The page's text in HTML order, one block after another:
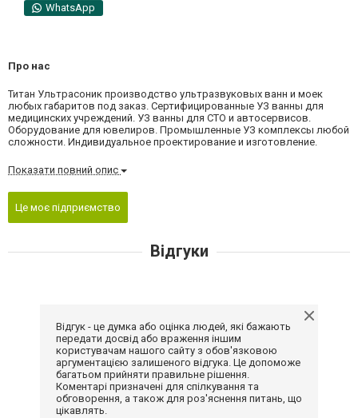
WhatsApp
Про нас
Титан Ультрасоник производство ультразвуковых ванн и моек
любых габаритов под заказ. Сертифицированные УЗ ванны для
медицинских учреждений. УЗ ванны для СТО и автосервисов.
Оборудование для ювелиров. Промышленные УЗ комплексы любой
сложности. Индивидуальное проектирование и изготовление.
Показати повний опис
Це моє підприємство
Відгуки
Відгук - це думка або оцінка людей, які бажають
передати досвід або враження іншим
користувачам нашого сайту з обов'язковою
аргументацією залишеного відгука. Це допоможе
багатьом прийняти правильне рішення.
Коментарі призначені для спілкування та
обговорення, а також для роз'яснення питань, що
цікавлять.